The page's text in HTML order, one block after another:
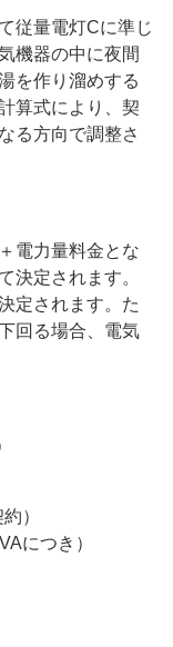
従量電灯Cに準じ
機器の中に夜間
を作り溜めする
算式により、契
る方向で調整さ
電力量料金とな
決定されます。
定されます。た
回る場合、電気
）
つき）